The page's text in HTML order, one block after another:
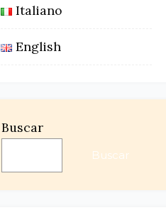
Italiano
English
Buscar
Buscar